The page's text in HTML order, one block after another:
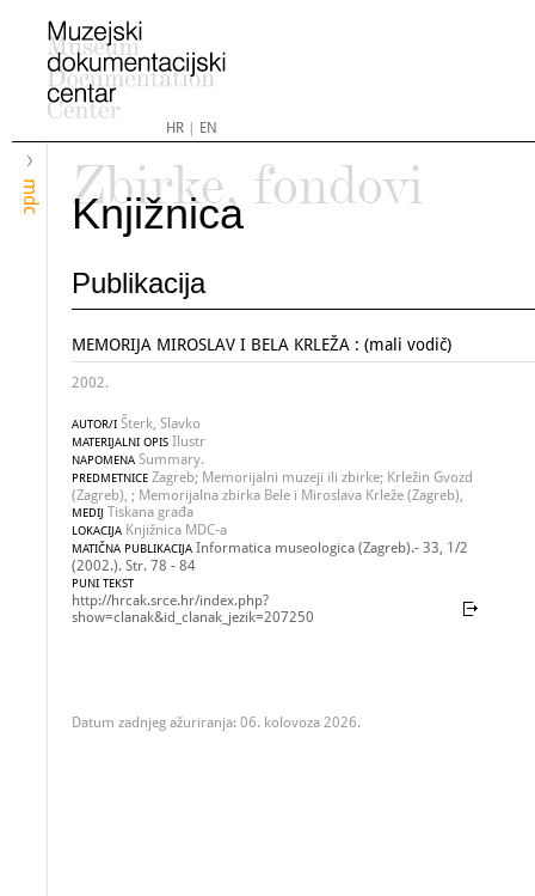
HR| EN
mdc
Zbirke, fondovi
Knjižnica
Publikacija
MEMORIJA MIROSLAV I BELA KRLEŽA : (mali vodič)
2002.
AUTOR/I Šterk, Slavko
MATERIJALNI OPIS Ilustr
NAPOMENA Summary.
PREDMETNICE Zagreb; Memorijalni muzeji ili zbirke; Krležin Gvozd
(Zagreb), ; Memorijalna zbirka Bele i Miroslava Krleže (Zagreb),
MEDIJ Tiskana građa
LOKACIJA Knjižnica MDC-a
MATIČNA PUBLIKACIJA Informatica museologica (Zagreb).- 33, 1/2
(2002.). Str. 78 - 84
PUNI TEKST
http://hrcak.srce.hr/index.php?
show=clanak&id_clanak_jezik=207250
Datum zadnjeg ažuriranja: 06. kolovoza 2026.